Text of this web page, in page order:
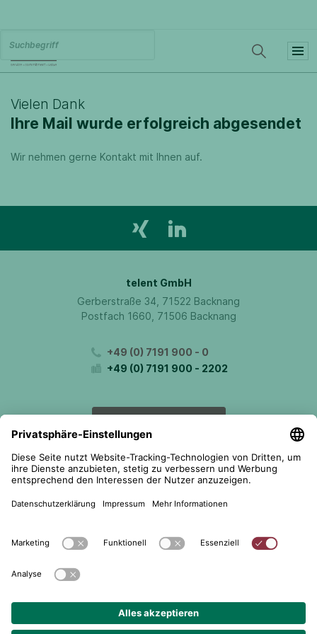
Vielen Dank
Ihre Mail wurde erfolgreich abgesendet
Wir nehmen gerne Kontakt mit Ihnen auf.
telent GmbH
Gerberstraße 34, 71522 Backnang
Postfach 1660, 71506 Backnang
+49 (0) 7191 900 - 0
+49 (0) 7191 900 - 2202
Kontakt aufnehmen
© 2026 telent GmbH. Alle Rechte vorbehalten.
Datenschutz Impressum AGB Cookie-Einstellungen